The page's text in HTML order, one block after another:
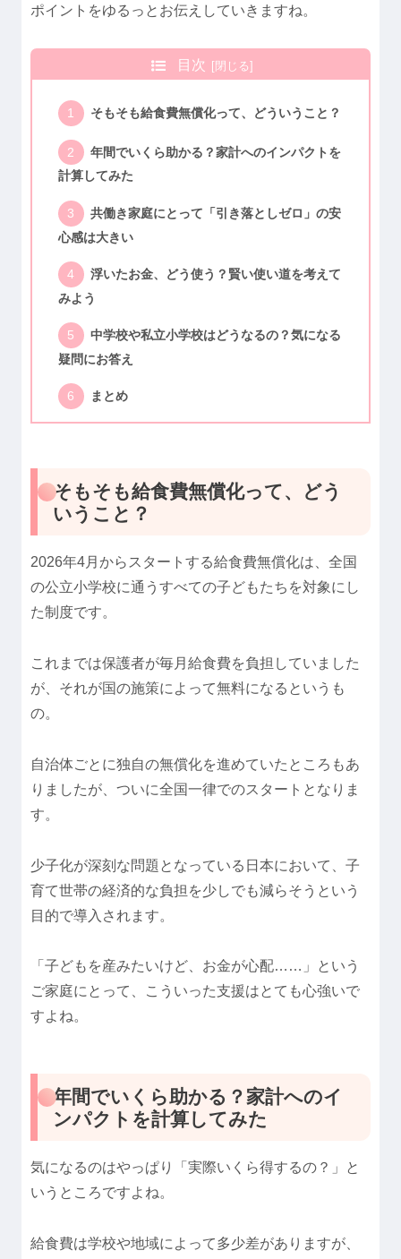
ポイントをゆるっとお伝えしていきますね。
目次
そもそも給食費無償化って、どういうこと？
年間でいくら助かる？家計へのインパクトを
計算してみた
共働き家庭にとって「引き落としゼロ」の安
心感は大きい
浮いたお金、どう使う？賢い使い道を考えて
みよう
中学校や私立小学校はどうなるの？気になる
疑問にお答え
まとめ
そもそも給食費無償化って、どう
いうこと？
2026年4月からスタートする給食費無償化は、全国
の公立小学校に通うすべての子どもたちを対象にし
た制度です。
これまでは保護者が毎月給食費を負担していました
が、それが国の施策によって無料になるというも
の。
自治体ごとに独自の無償化を進めていたところもあ
りましたが、ついに全国一律でのスタートとなりま
す。
少子化が深刻な問題となっている日本において、子
育て世帯の経済的な負担を少しでも減らそうという
目的で導入されます。
「子どもを産みたいけど、お金が心配……」という
ご家庭にとって、こういった支援はとても心強いで
すよね。
年間でいくら助かる？家計へのイ
ンパクトを計算してみた
気になるのはやっぱり「実際いくら得するの？」と
いうところですよね。
給食費は学校や地域によって多少差がありますが、